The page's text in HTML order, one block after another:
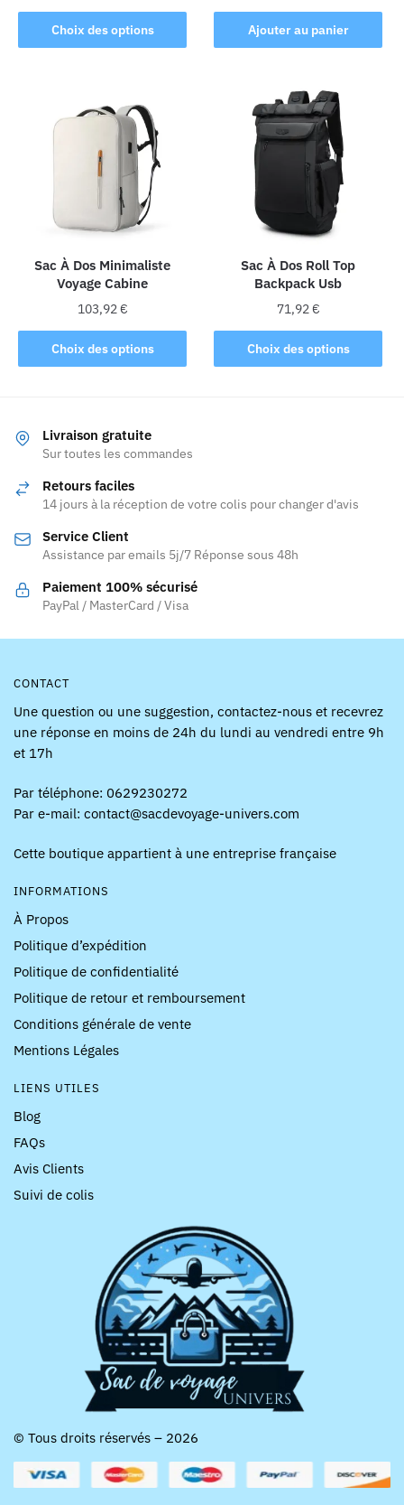
prix
initial
était :
prix
actuel
est :
Choix des options
Ce
produit
variations.
options
peuvent
être
choisies
la
page
du
produit
Ajouter au panier
Sac À Dos Minimaliste
Voyage Cabine
103,92€
Choix des options
Ce
produit
variations.
Les
peuvent
choisies
sur
la
page
Sac À Dos Roll Top
Backpack Usb
71,92€
Choix des options
Ce
produit
être
sur
Livraison gratuite
Sur toutes les commandes
Retours faciles
14 jours à la réception de votre colis pour changer d'avis
Service Client
Assistance par emails 5j/7 Réponse sous 48h
Paiement 100% sécurisé
PayPal / MasterCard / Visa
CONTACT
Une question ou une suggestion, contactez-nous et recevrez
une réponse en moins de 24h du lundi au vendredi entre 9h
et 17h
Par téléphone: 0629230272
Par e-mail: contact@sacdevoyage-univers.com
Cette boutique appartient à une entreprise française
INFORMATIONS
À Propos
Politique d’expédition
Politique de confidentialité
Politique de retour et remboursement
Conditions générale de vente
Mentions Légales
LIENS UTILES
Blog
FAQs
Avis Clients
Suivi de colis
© Tous droits réservés – 2026